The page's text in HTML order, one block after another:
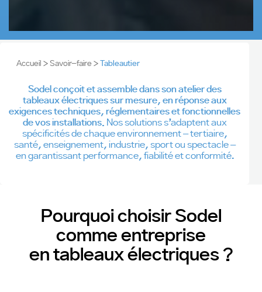
Accueil > Savoir-faire> Tableautier
Sodel conçoit et assemble dans son atelier des
tableaux électriques sur mesure, en réponse aux
exigences techniques, réglementaires et fonctionnelles
de vos installations.
Nos solutions s’adaptent aux
spécificités de chaque environnement – tertiaire,
santé, enseignement, industrie, sport ou spectacle –
en garantissant performance, fiabilité et conformité.
Pourquoi choisir Sodel
comme entreprise
en tableaux électriques ?